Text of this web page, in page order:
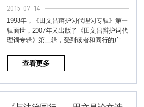
2015-07-14
1998年，《田文昌辩护词代理词专辑》第一
辑面世，2007年又出版了《田文昌辩护词代
理词专辑》第二辑，受到读者和同行的广泛
查看更多